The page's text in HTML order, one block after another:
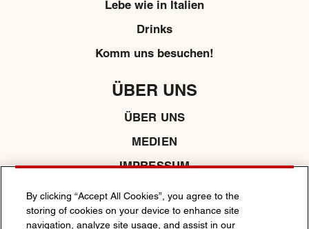
Lebe wie in Italien
Drinks
Komm uns besuchen!
ÜBER UNS
ÜBER UNS
MEDIEN
IMPRESSUM
DATENSCHUTZRICHTLINIE COOKIE -RICHTLINIE
By clicking “Accept All Cookies”, you agree to the
storing of cookies on your device to enhance site
navigation, analyze site usage, and assist in our